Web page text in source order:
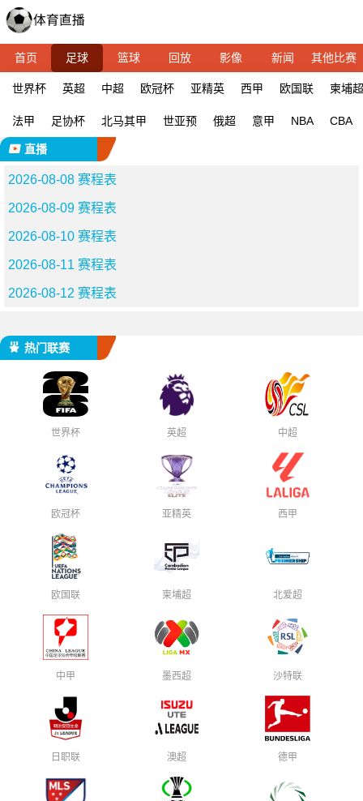
首页 足球 篮球 回放 影像 新闻 其他比赛
世界杯 英超 中超 欧冠杯 亚精英 西甲 欧国联 柬埔超
法甲 足协杯 北马其甲 世亚预 俄超 意甲 NBA CBA
直播
2026-08-08 赛程表
2026-08-09 赛程表
2026-08-10 赛程表
2026-08-11 赛程表
2026-08-12 赛程表
热门联赛
世界杯 英超 中超
欧冠杯 亚精英 西甲
欧国联 柬埔超 北爱超
中甲 墨西超 沙特联
日职联 澳超 德甲